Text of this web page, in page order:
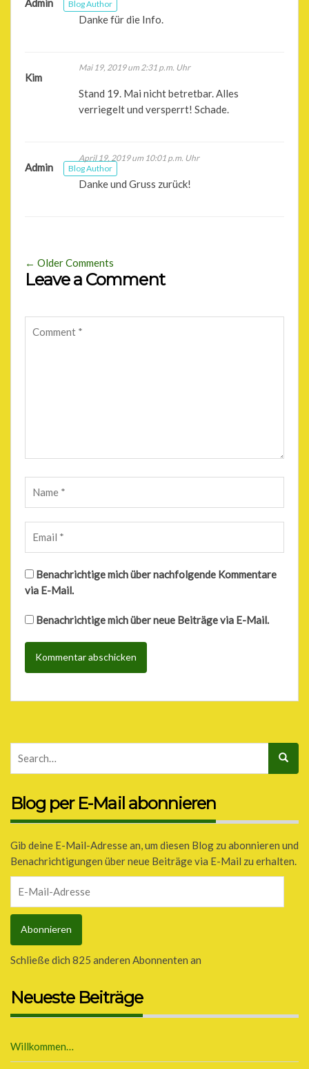
Blog Author
Admin
Danke für die Info.
Kim
Mai 19, 2019 um 2:31 p.m. Uhr
Stand 19. Mai nicht betretbar. Alles
verriegelt und versperrt! Schade.
Blog Author
Admin
April 19, 2019 um 10:01 p.m. Uhr
Danke und Gruss zurück!
← Older Comments
Leave a Comment
Benachrichtige mich über nachfolgende Kommentare
via E-Mail.
Benachrichtige mich über neue Beiträge via E-Mail.
Blog per E-Mail abonnieren
Gib deine E-Mail-Adresse an, um diesen Blog zu abonnieren und
Benachrichtigungen über neue Beiträge via E-Mail zu erhalten.
Mail-
Adresse
Abonnieren
Schließe dich 825 anderen Abonnenten an
Neueste Beiträge
Willkommen…